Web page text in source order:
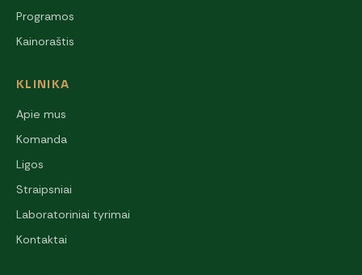
Programos
Kainoraštis
KLINIKA
Apie mus
Komanda
Ligos
Straipsniai
Laboratoriniai tyrimai
Kontaktai